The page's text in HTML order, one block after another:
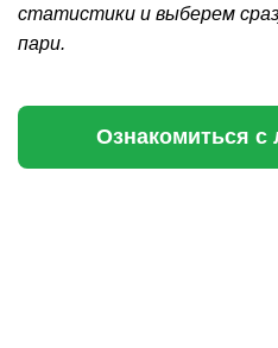
статистики и выберем
пари.
Ознакомиться с